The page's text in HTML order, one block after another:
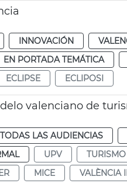
INNOVACIÓN
EN PORTADA TEMÁTICA
ECLIPSE ECLIPOSI
valenciano de
TODAS LAS AUDIENCIAS
UPV TURISMO
MICE VALÈNCIA